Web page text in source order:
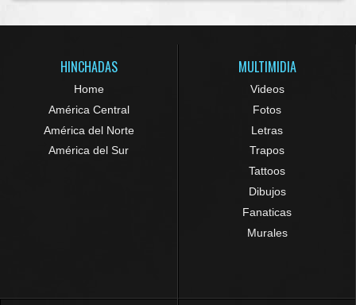
HINCHADAS
Home
América Central
América del Norte
América del Sur
MULTIMIDIA
Videos
Fotos
Letras
Trapos
Tattoos
Dibujos
Fanaticas
Murales